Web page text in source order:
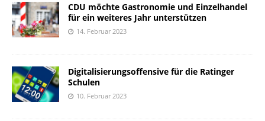
CDU möchte Gastronomie und Einzelhandel
für ein weiteres Jahr unterstützen
14. Februar 2023
Digitalisierungsoffensive für die Ratinger
Schulen
10. Februar 2023